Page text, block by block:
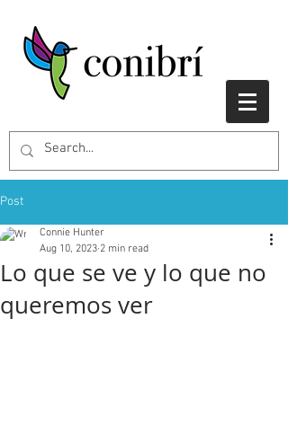
Post
Lo que se ve y lo que no
queremos ver
Connie Hunter
Aug 10, 2023 2 min read